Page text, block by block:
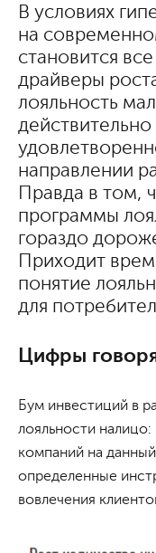
В условиях
на
становится
драйверы
лояльность
направлении
Правда в том,
программы
гораздо
Приходит
понятие
для
Цифры
Бум инвестиций в
лояльности
компаний на
определенные
вовлечения